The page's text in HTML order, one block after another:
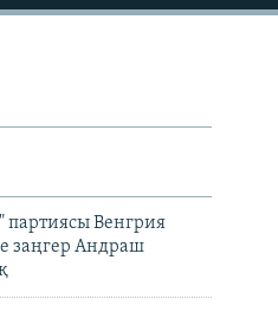
партиясы Венгрия
заңгер Андраш